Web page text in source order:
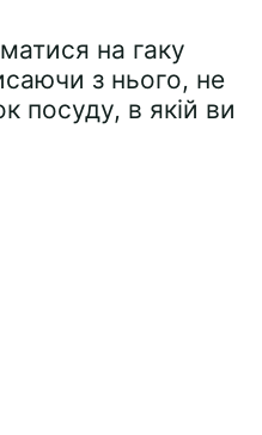
на гаку
з нього, не
посуду, в якій ви